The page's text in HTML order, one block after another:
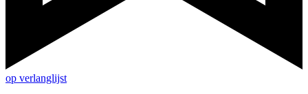
op verlanglijst